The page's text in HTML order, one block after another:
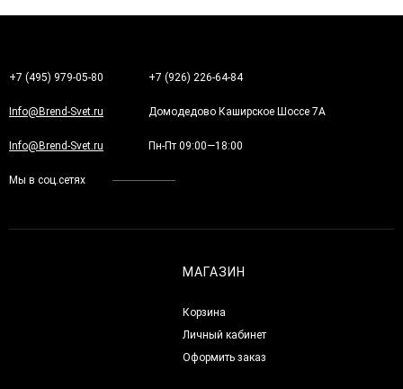
+7 (495) 979-05-80 +7 (926) 226-64-84
Info@Brend-Svet.ru Домодедово Каширское Шоссе 7А
Info@Brend-Svet.ru Пн-Пт 09:00—18:00
Мы в соц.сетях
МАГАЗИН
Корзина
Личный кабинет
Оформить заказ